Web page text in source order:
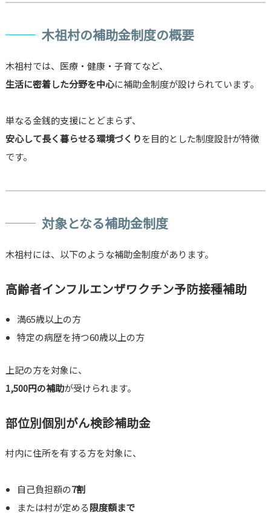
木祖村の補助金制度の概要
木祖村では、医療・健康・子育てなど、
生活に密着した分野を中心に補助金制度が設けられています。
単なる金銭的支援にとどまらず、
安心して長く暮らせる環境づくりを目的とした制度設計が特徴
です。
対象となる補助金制度
木祖村には、以下のような補助金制度があります。
高齢者インフルエンザワクチン予防接種補助
満65歳以上の方
特定の病歴を持つ60歳以上の方
上記の方を対象に、
1,500円の補助が受けられます。
部位別個別がん検診補助金
村内に住所を有する方を対象に、
自己負担額の7割
または村が定める限度額まで